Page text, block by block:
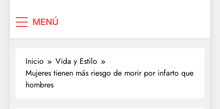
MENÚ
Inicio
Vida y Estilo
Mujeres tienen más riesgo de morir por infarto que
hombres